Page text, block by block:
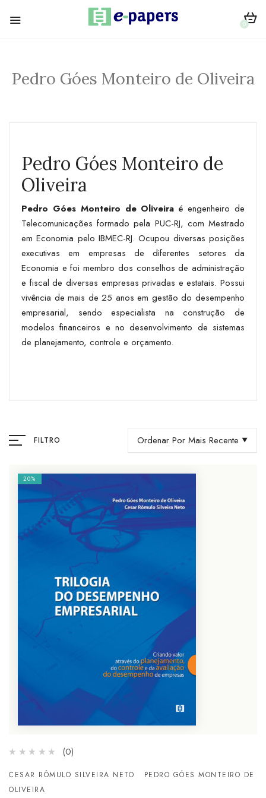
0
Pedro Góes Monteiro de Oliveira
Pedro Góes Monteiro de
Oliveira
Pedro Góes Monteiro de Oliveira é engenheiro de
Telecomunicações formado pela PUC-RJ, com Mestrado
em Economia pelo IBMEC-RJ. Ocupou diversas posições
executivas em empresas de diferentes setores da
Economia e foi membro dos conselhos de administração
e fiscal de diversas empresas privadas e estatais. Possui
vivência de mais de 25 anos em gestão do desempenho
empresarial, sendo especialista na construção de
modelos financeiros e no desenvolvimento de sistemas
de planejamento, controle e orçamento.
FILTRO Ordenar Por Mais Recente
20%
(0)
CESAR RÔMULO SILVEIRA NETO
PEDRO GÓES MONTEIRO DE
OLIVEIRA